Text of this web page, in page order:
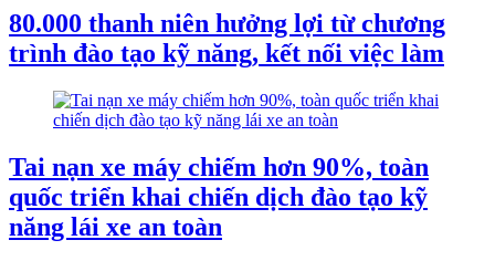
80.000 thanh niên hưởng lợi từ chương
trình đào tạo kỹ năng, kết nối việc làm
Tai nạn xe máy chiếm hơn 90%, toàn
quốc triển khai chiến dịch đào tạo kỹ
năng lái xe an toàn